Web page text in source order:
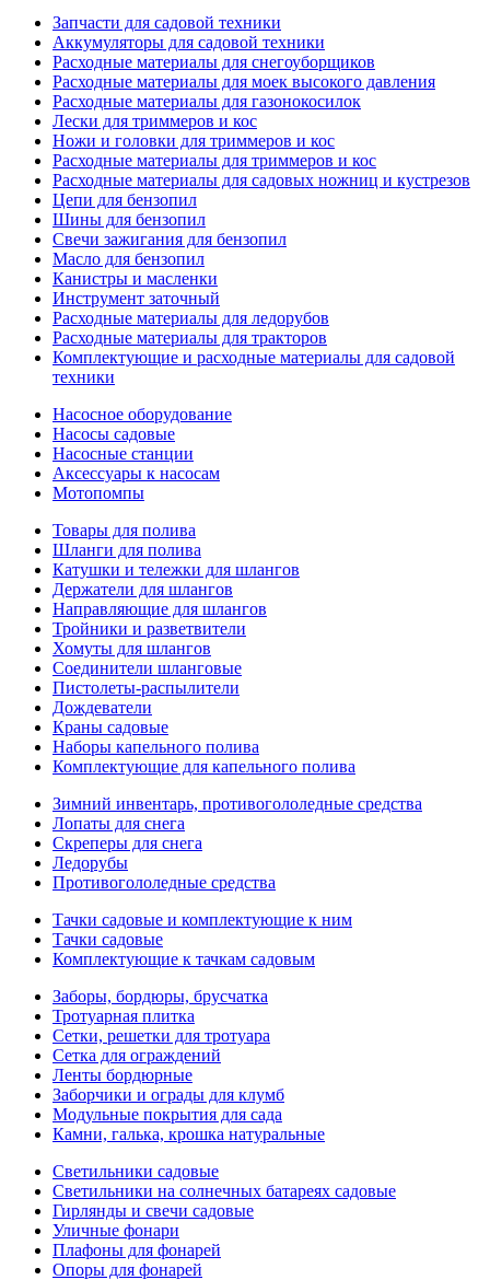
Запчасти для садовой техники
Аккумуляторы для садовой техники
Расходные материалы для снегоуборщиков
Расходные материалы для моек высокого давления
Расходные материалы для газонокосилок
Лески для триммеров и кос
Ножи и головки для триммеров и кос
Расходные материалы для триммеров и кос
Расходные материалы для садовых ножниц и кустрезов
Цепи для бензопил
Шины для бензопил
Свечи зажигания для бензопил
Масло для бензопил
Канистры и масленки
Инструмент заточный
Расходные материалы для ледорубов
Расходные материалы для тракторов
Комплектующие и расходные материалы для садовой
техники
Насосное оборудование
Насосы садовые
Насосные станции
Аксессуары к насосам
Мотопомпы
Товары для полива
Шланги для полива
Катушки и тележки для шлангов
Держатели для шлангов
Направляющие для шлангов
Тройники и разветвители
Хомуты для шлангов
Соединители шланговые
Пистолеты-распылители
Дождеватели
Краны садовые
Наборы капельного полива
Комплектующие для капельного полива
Зимний инвентарь, противогололедные средства
Лопаты для снега
Скреперы для снега
Ледорубы
Противогололедные средства
Тачки садовые и комплектующие к ним
Тачки садовые
Комплектующие к тачкам садовым
Заборы, бордюры, брусчатка
Тротуарная плитка
Сетки, решетки для тротуара
Сетка для ограждений
Ленты бордюрные
Заборчики и ограды для клумб
Модульные покрытия для сада
Камни, галька, крошка натуральные
Светильники садовые
Светильники на солнечных батареях садовые
Гирлянды и свечи садовые
Уличные фонари
Плафоны для фонарей
Опоры для фонарей